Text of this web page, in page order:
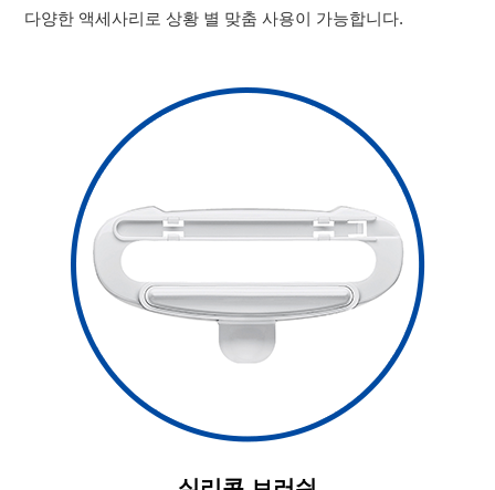
다양한 액세사리로 상황 별 맞춤 사용이 가능합니다.